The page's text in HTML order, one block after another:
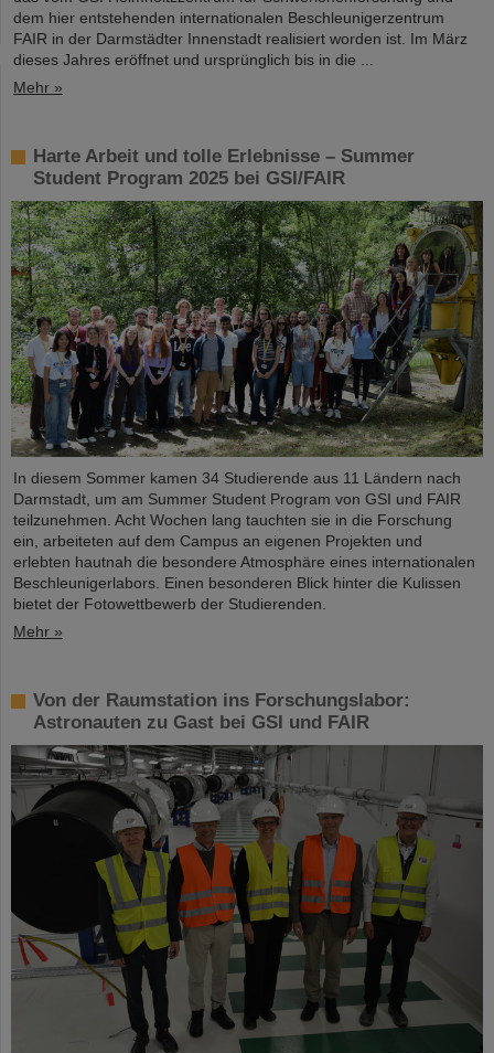
dem hier entstehenden internationalen Beschleunigerzentrum
FAIR in der Darmstädter Innenstadt realisiert worden ist. Im März
dieses Jahres eröffnet und ursprünglich bis in die ...
Mehr »
Harte Arbeit und tolle Erlebnisse – Summer
Student Program 2025 bei GSI/FAIR
In diesem Sommer kamen 34 Studierende aus 11 Ländern nach
Darmstadt, um am Summer Student Program von GSI und FAIR
teilzunehmen. Acht Wochen lang tauchten sie in die Forschung
ein, arbeiteten auf dem Campus an eigenen Projekten und
erlebten hautnah die besondere Atmosphäre eines internationalen
Beschleunigerlabors. Einen besonderen Blick hinter die Kulissen
bietet der Fotowettbewerb der Studierenden.
Mehr »
Von der Raumstation ins Forschungslabor:
Astronauten zu Gast bei GSI und FAIR